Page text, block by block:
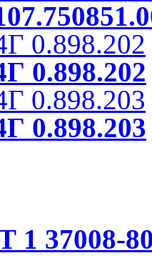
0.898.202
0.898.203
37008-